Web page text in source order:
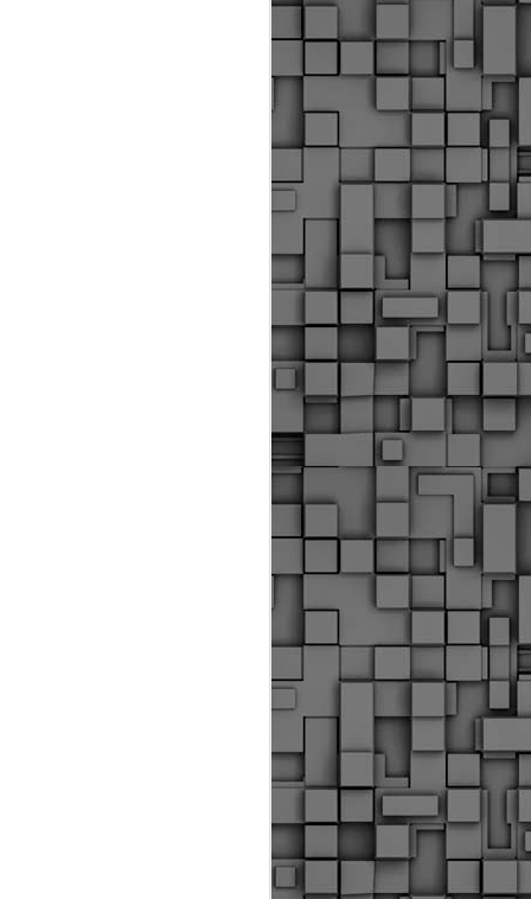
αστυνομικούς, οι οποίοι έχουν
εκπαίδευσή τους και
καθήκοντα.
ο Δήμος παρέλαβε τρία
οποία θα χρησιμοποιούνται για